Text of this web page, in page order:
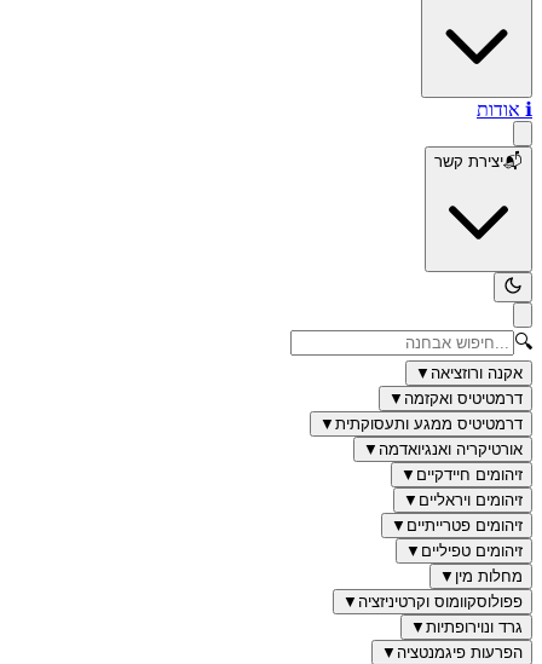
ℹ️ אודות
📬יצירת קשר
🔍
אקנה ורוזציאה ▼
דרמטיטיס ואקזמה ▼
דרמטיטיס ממגע ותעסוקתית ▼
אורטיקריה ואנגיואדמה ▼
זיהומים חיידקיים ▼
זיהומים ויראליים ▼
זיהומים פטרייתיים ▼
זיהומים טפיליים ▼
מחלות מין ▼
פפולוסקוומוס וקרטיניזציה ▼
גרד ונוירופתיות ▼
הפרעות פיגמנטציה ▼